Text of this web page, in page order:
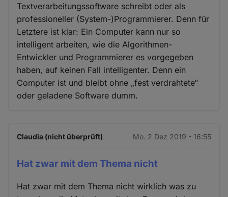
Textverarbeitungssoftware schreibt oder als
professioneller (System-)Programmierer. Denn für
Letztere ist klar: Ein Computer kann nur so
intelligent arbeiten, wie die Algorithmen-
Entwickler und Programmierer es vorgegeben
haben, auf keinen Fall intelligenter. Denn ein
Computer ist und bleibt ohne „fest verdrahtete“
oder geladene Software dumm.
Claudia (nicht überprüft) Mo. 2 Dez 2019 - 16:55
Hat zwar mit dem Thema nicht
Hat zwar mit dem Thema nicht wirklich was zu